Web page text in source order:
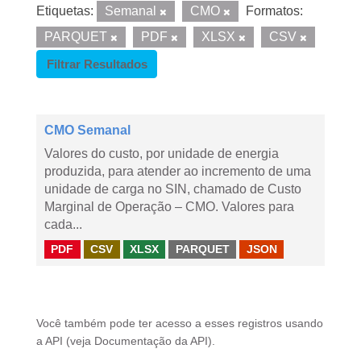
Etiquetas: Semanal CMO
Formatos:
PARQUET
PDF XLSX
CSV
Filtrar Resultados
CMO Semanal
Valores do custo, por unidade de energia
produzida, para atender ao incremento de uma
unidade de carga no SIN, chamado de Custo
Marginal de Operação – CMO. Valores para
cada...
PDF CSV XLSX PARQUET JSON
Você também pode ter acesso a esses registros usando
a API (veja Documentação da API ).